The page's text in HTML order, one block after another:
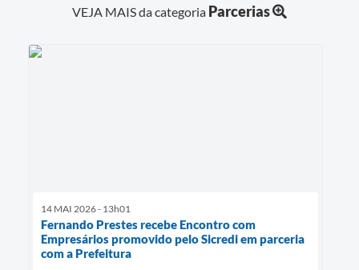
VEJA MAIS da categoria Parcerias
14 MAI 2026 - 13h01
Fernando Prestes recebe Encontro com
Empresários promovido pelo Sicredi em parceria
com a Prefeitura